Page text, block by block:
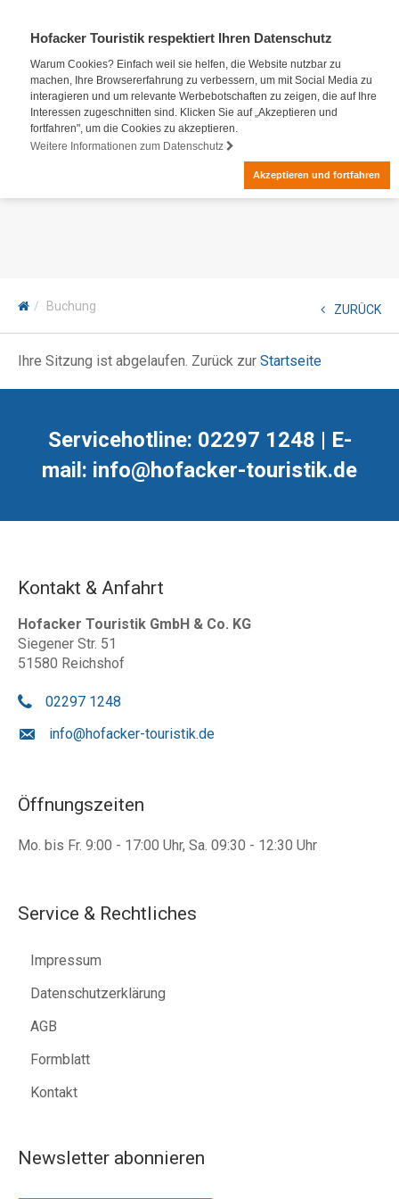
Hofacker Touristik respektiert Ihren Datenschutz
Warum Cookies? Einfach weil sie helfen, die Website nutzbar zu
machen, Ihre Browsererfahrung zu verbessern, um mit Social Media zu
interagieren und um relevante Werbebotschaften zu zeigen, die auf Ihre
Interessen zugeschnitten sind. Klicken Sie auf „Akzeptieren und
fortfahren", um die Cookies zu akzeptieren.
Weitere Informationen zum Datenschutz
Akzeptieren und fortfahren
Buchung ZURÜCK
Ihre Sitzung ist abgelaufen. Zurück zur Startseite
Servicehotline: 02297 1248 | E-
mail: info@hofacker-touristik.de
Kontakt & Anfahrt
Hofacker Touristik GmbH & Co. KG
Siegener Str. 51
51580 Reichshof
02297 1248
info@hofacker-touristik.de
Öffnungszeiten
Mo. bis Fr. 9:00 - 17:00 Uhr, Sa. 09:30 - 12:30 Uhr
Service & Rechtliches
Impressum
Datenschutzerklärung
AGB
Formblatt
Kontakt
Newsletter abonnieren